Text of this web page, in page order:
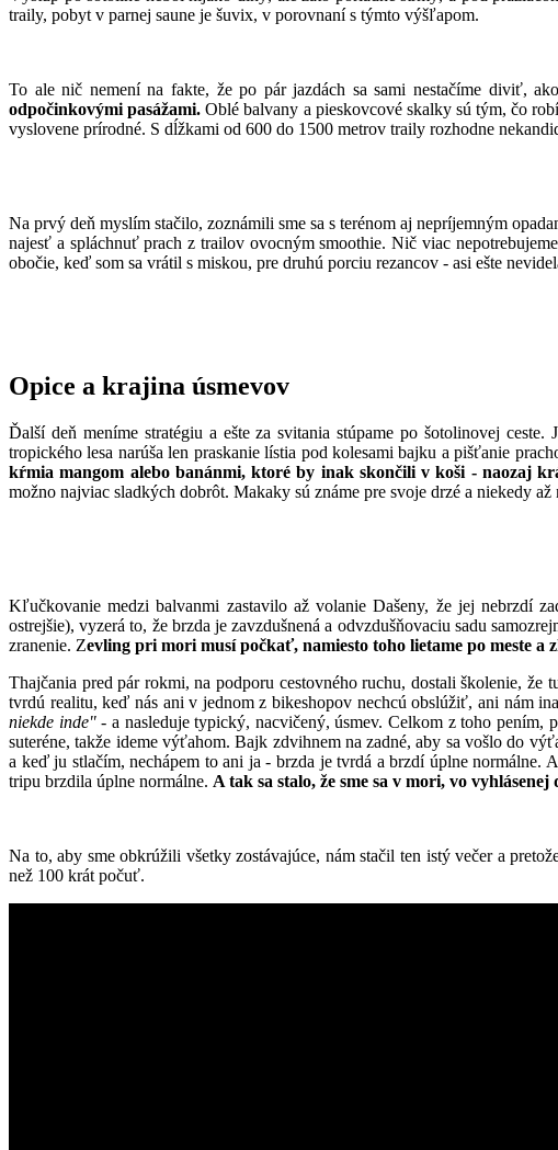
traily, pobyt v parnej saune je šuvix, v porovnaní s týmto výšľapom.
To ale nič nemení na fakte, že po pár jazdách sa sami nestačíme diviť,
odpočinkovými pasážami. Oblé balvany a pieskovcové skalky sú tým, čo
vyslovene prírodné. S dĺžkami od 600 do 1500 metrov traily rozhodne
Na prvý deň myslím stačilo, zoznámili sme sa s terénom aj nepríjemným
najesť a spláchnuť prach z trailov ovocným smoothie. Nič viac
obočie, keď som sa vrátil s miskou, pre druhú porciu rezancov - asi ešte
Opice a krajina úsmevov
Ďalší deň meníme stratégiu a ešte za svitania stúpame po šotolinovej
tropického lesa narúša len praskanie lístia pod kolesami bajku a pišťanie
kŕmia mangom alebo banánmi, ktoré by inak skončili v koši - naozaj
možno najviac sladkých dobrôt. Makaky sú známe pre svoje drzé a niekedy
Kľučkovanie medzi balvanmi zastavilo až volanie Dašeny, že jej nebrzdí
ostrejšie), vyzerá to, že brzda je zavzdušnená a odvzdušňovaciu sadu
zranenie. Zevling pri mori musí počkať, namiesto toho lietame po meste
Thajčania pred pár rokmi, na podporu cestovného ruchu, dostali školenie,
tvrdú realitu, keď nás ani v jednom z bikeshopov nechcú obslúžiť, ani nám
niekde inde"- a nasleduje typický, nacvičený, úsmev. Celkom z toho pením,
suteréne, takže ideme výťahom. Bajk zdvihnem na zadné, aby sa vošlo do
a keď ju stlačím, nechápem to ani ja - brzda je tvrdá a brzdí úplne normálne.
tripu brzdila úplne normálne. A tak sa stalo, že sme sa v mori, vo
Na to, aby sme obkrúžili všetky zostávajúce, nám stačil ten istý večer a
než 100 krát počuť.